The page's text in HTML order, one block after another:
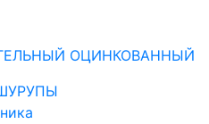
ОЦИНКОВАННЫЙ